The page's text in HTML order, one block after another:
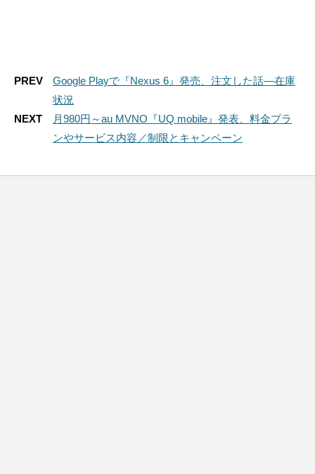
PREV
Google Playで『Nexus 6』発売、注文した話―在庫
状況
NEXT
月980円～au MVNO『UQ mobile』発表、料金プラ
ンやサービス内容／制限とキャンペーン